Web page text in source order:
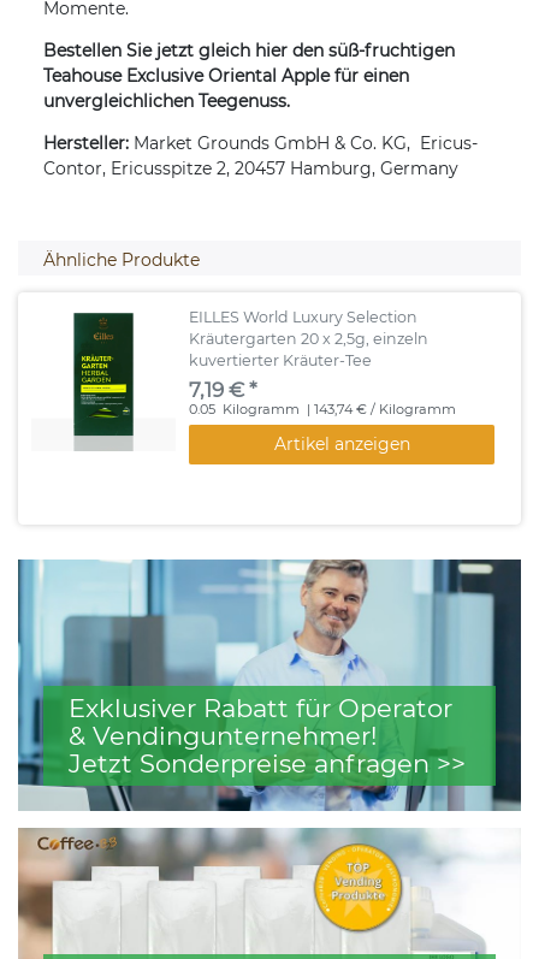
Momente.
Bestellen Sie jetzt gleich hier den süß-fruchtigen
Teahouse Exclusive Oriental Apple für einen
unvergleichlichen Teegenuss.
Hersteller: Market Grounds GmbH & Co. KG, Ericus-
Contor, Ericusspitze 2, 20457 Hamburg, Germany
Ähnliche Produkte
EILLES World Luxury Selection
Kräutergarten 20 x 2,5g, einzeln
kuvertierter Kräuter-Tee
7,19 € *
0.05 Kilogramm | 143,74 € / Kilogramm
Artikel anzeigen
Exklusiver Rabatt für Operator
& Vendingunternehmer!
Jetzt Sonderpreise anfragen >>